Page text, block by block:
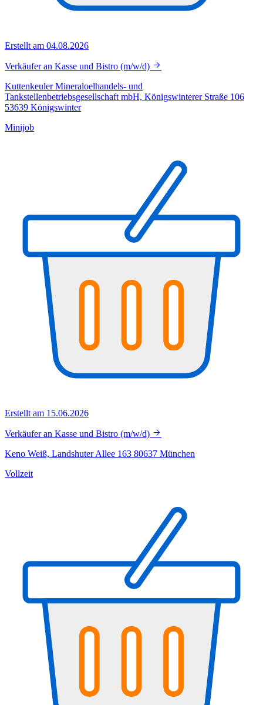
Erstellt am 04.08.2026
Verkäufer an Kasse und Bistro (m/w/d)
Kuttenkeuler Mineraloelhandels- und
Tankstellenbetriebsgesellschaft mbH, Königswinterer Straße 106
53639 Königswinter
Minijob
Erstellt am 15.06.2026
Verkäufer an Kasse und Bistro (m/w/d)
Keno Weiß, Landshuter Allee 163 80637 München
Vollzeit